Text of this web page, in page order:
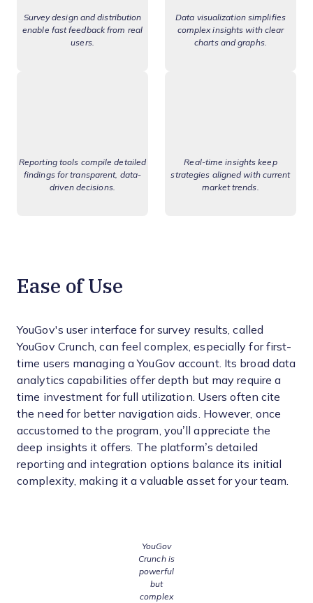
Survey design and distribution
enable fast feedback from real
users.
Data visualization simplifies
complex insights with clear
charts and graphs.
Reporting tools compile detailed
findings for transparent, data-
driven decisions.
Real-time insights keep
strategies aligned with current
market trends.
Ease of Use
YouGov's user interface for survey results, called
YouGov Crunch, can feel complex, especially for first-
time users managing a YouGov account. Its broad data
analytics capabilities offer depth but may require a
time investment for full utilization. Users often cite
the need for better navigation aids. However, once
accustomed to the program, you’ll appreciate the
deep insights it offers. The platform’s detailed
reporting and integration options balance its initial
complexity, making it a valuable asset for your team.
YouGov
Crunch is
powerful
but
complex